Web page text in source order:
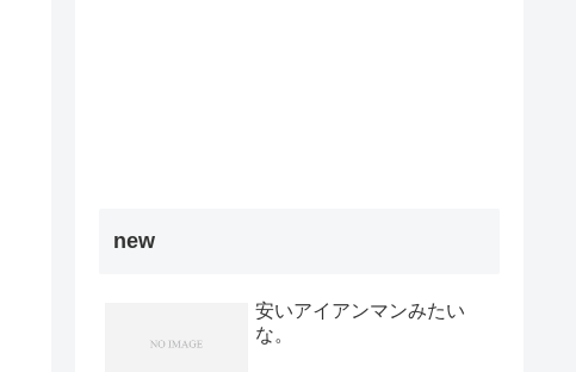
new
安いアイアンマンみたい
な。